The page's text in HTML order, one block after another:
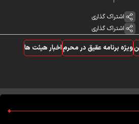
اشتراک گذاری
اشتراک گذاری
ویژه برنامه عقیق در محرماخبار هیئت ها